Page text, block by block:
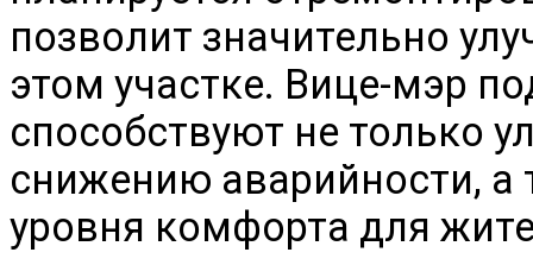
позволит значительно
этом участке. Вице-мэр
способствуют не только
снижению аварийности,
уровня комфорта для